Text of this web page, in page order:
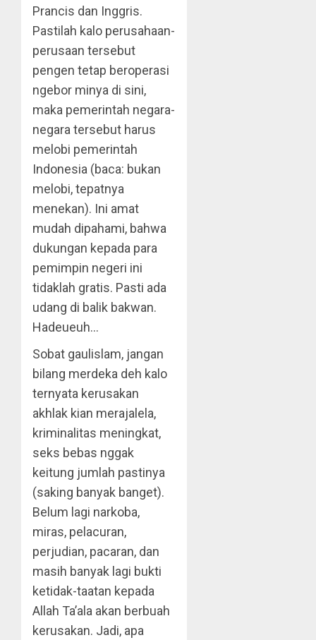
Prancis dan Inggris.
Pastilah kalo perusahaan-
perusaan tersebut
pengen tetap beroperasi
ngebor minya di sini,
maka pemerintah negara-
negara tersebut harus
melobi pemerintah
Indonesia (baca: bukan
melobi, tepatnya
menekan). Ini amat
mudah dipahami, bahwa
dukungan kepada para
pemimpin negeri ini
tidaklah gratis. Pasti ada
udang di balik bakwan.
Hadeueuh…
Sobat gaulislam, jangan
bilang merdeka deh kalo
ternyata kerusakan
akhlak kian merajalela,
kriminalitas meningkat,
seks bebas nggak
keitung jumlah pastinya
(saking banyak banget).
Belum lagi narkoba,
miras, pelacuran,
perjudian, pacaran, dan
masih banyak lagi bukti
ketidak-taatan kepada
Allah Ta’ala akan berbuah
kerusakan. Jadi, apa